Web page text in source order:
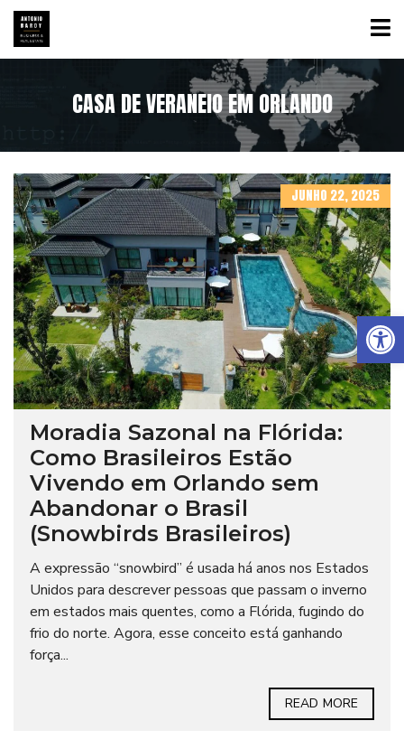
Abrir a barra de ferramentas
CASA DE VERANEIO EM ORLANDO
JUNHO 22, 2025
Moradia Sazonal na Flórida:
Como Brasileiros Estão
Vivendo em Orlando sem
Abandonar o Brasil
(Snowbirds Brasileiros)
A expressão “snowbird” é usada há anos nos Estados
Unidos para descrever pessoas que passam o inverno
em estados mais quentes, como a Flórida, fugindo do
frio do norte. Agora, esse conceito está ganhando
força...
READ MORE